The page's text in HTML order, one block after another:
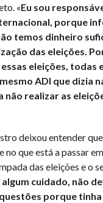
«Eu sou
porque
temos dinheiro
das eleições.
eleições, todas
ADI que dizia
não realizar as
deixou entender
no que está a passar
das eleições e o
cuidado, não
porque